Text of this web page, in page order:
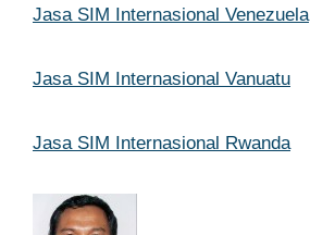
Jasa SIM Internasional Venezuela
Jasa SIM Internasional Vanuatu
Jasa SIM Internasional Rwanda